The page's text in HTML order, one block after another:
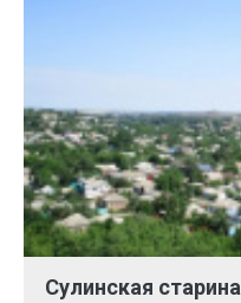
Сулинская старина